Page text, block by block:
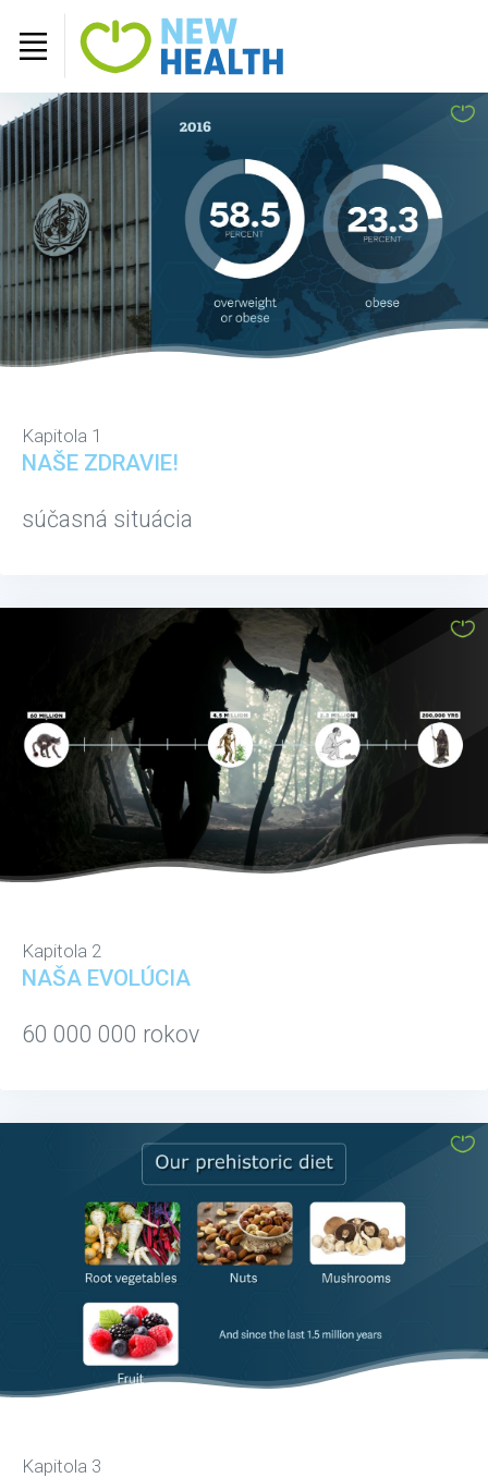
Kapitola 1
NAŠE ZDRAVIE!
súčasná situácia
Kapitola 2
NAŠA EVOLÚCIA
60 000 000 rokov
Kapitola 3